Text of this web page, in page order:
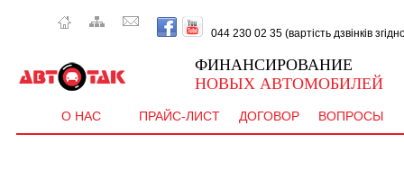
044 230 02 35 (вартість дзвінків
ФИНАНСИРОВАНИЕ
НОВЫХ АВТОМОБИЛЕЙ
О НАС ПРАЙС-ЛИСТ ДОГОВОР ВОПРОСЫ